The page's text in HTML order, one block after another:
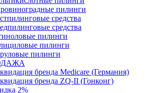
пилинги
средства
средства
пилинги
пилинги
пилинги
бренда Medicare (Германия)
бренда ZQ-II (Гонконг)
2%